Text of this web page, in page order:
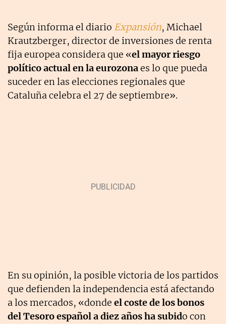
Según informa el diario Expansión, Michael
Krautzberger, director de inversiones de renta
fija europea considera que «el mayor riesgo
político actual en la eurozonaes lo que pueda
suceder en las elecciones regionales que
Cataluña celebra el 27 de septiembre».
En su opinión, la posible victoria de los partidos
que defienden la independencia está afectando
a los mercados, «donde el coste de los bonos
del Tesoro español a diez años ha subido con